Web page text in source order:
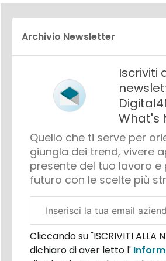
Archivio Newsletter
Iscriviti
What's
Quello che ti serve per
giungla dei trend, vivere
presente del tuo lavoro e
futuro con le scelte più
aziendale
Cliccando su "ISCRIVITI ALLA
dichiaro di aver letto l'